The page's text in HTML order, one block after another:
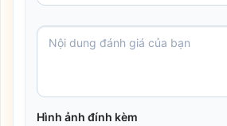
Hình ảnh đính kèm